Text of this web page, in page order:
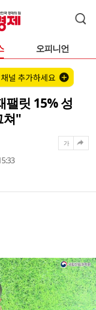
오피니언
팰릿 15% 성
쳐"
가